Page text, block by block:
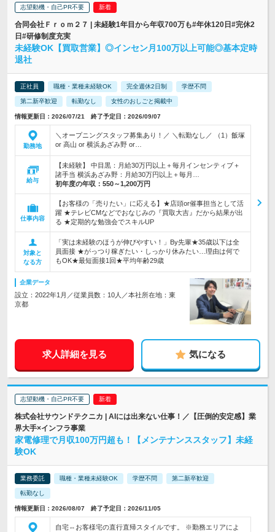
志望動機・自己PR不要
合同会社Ｆｒｏｍ２７ | 未経験1年目から年収700万も#年休120日#完休2
日#研修制度充実
未経験OK【買取営業】◎インセン月100万以上可能◎基本定時
退社
正社員 職種・業種未経験OK 完全週休2日制 学歴不問
第二新卒歓迎 転勤なし 女性のおしごと掲載中
情報更新日：2026/07/21 終了予定日：2026/09/07
勤務地
＼オープニングスタッフ募集あり！／ ＼転勤なし／ （1）飯塚
or 高山 or 横浜あざみ野 or…
給与
【未経験】 中目黒：月給30万円以上＋毎月インセンティブ＋
諸手当 横浜あざみ野：月給30万円以上＋毎月…
初年度の年収： 550～1,200万円
仕事内容
【お客様の「売りたい」に応える】★店頭or催事担当として活
躍 ★テレビCMなどでおなじみの『買取大吉』だから結果が出
る ★定期的な勉強会でスキルUP
対象と
なる方
「実は未経験のほうが伸びやすい！」By先輩★35歳以下は全
員面接 ★がっつり稼ぎたい・しっかり休みたい…理由は何で
もOK★最短面接1回★平均年齢29歳
企業データ
設立：2022年1月／従業員数：10人／本社所在地：東
京都
求人詳細を見る 気になる
志望動機・自己PR不要
株式会社サウンドテクニカ | AIには出来ない仕事！／【圧倒的安定感】業
界大手×インフラ事業
家電修理で月収100万円超も！【メンテナンススタッフ】未経
験OK
業務委託 職種・業種未経験OK 学歴不問 第二新卒歓迎
転勤なし
情報更新日：2026/08/07 終了予定日：2026/11/05
自宅⇔お客様宅の直行直帰スタイルです。 ※勤務エリアによ